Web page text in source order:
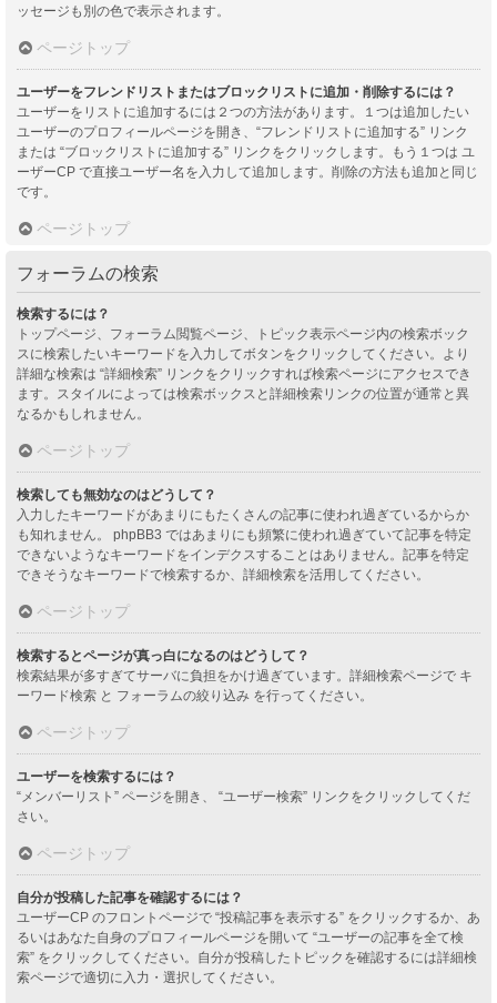
ッセージも別の色で表示されます。
ページトップ
ユーザーをフレンドリストまたはブロックリストに追加・削除するには？
ユーザーをリストに追加するには２つの方法があります。１つは追加したい
ユーザーのプロフィールページを開き、“フレンドリストに追加する” リンク
または “ブロックリストに追加する” リンクをクリックします。もう１つは ユ
ーザーCP で直接ユーザー名を入力して追加します。削除の方法も追加と同じ
です。
ページトップ
フォーラムの検索
検索するには？
トップページ、フォーラム閲覧ページ、トピック表示ページ内の検索ボック
スに検索したいキーワードを入力してボタンをクリックしてください。より
詳細な検索は “詳細検索” リンクをクリックすれば検索ページにアクセスでき
ます。スタイルによっては検索ボックスと詳細検索リンクの位置が通常と異
なるかもしれません。
ページトップ
検索しても無効なのはどうして？
入力したキーワードがあまりにもたくさんの記事に使われ過ぎているからか
も知れません。 phpBB3 ではあまりにも頻繁に使われ過ぎていて記事を特定
できないようなキーワードをインデクスすることはありません。記事を特定
できそうなキーワードで検索するか、詳細検索を活用してください。
ページトップ
検索するとページが真っ白になるのはどうして？
検索結果が多すぎてサーバに負担をかけ過ぎています。詳細検索ページで キ
ーワード検索 と フォーラムの絞り込み を行ってください。
ページトップ
ユーザーを検索するには？
“メンバーリスト” ページを開き、 “ユーザー検索” リンクをクリックしてくだ
さい。
ページトップ
自分が投稿した記事を確認するには？
ユーザーCP のフロントページで “投稿記事を表示する” をクリックするか、あ
るいはあなた自身のプロフィールページを開いて “ユーザーの記事を全て検
索” をクリックしてください。自分が投稿したトピックを確認するには詳細検
索ページで適切に入力・選択してください。